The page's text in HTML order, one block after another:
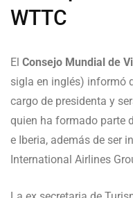
WTTC
El Consejo Mundial de
sigla en inglés) informó
cargo de presidenta y
quien ha formado parte
e Iberia, además de ser
International Airlines